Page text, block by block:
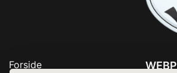
Forside